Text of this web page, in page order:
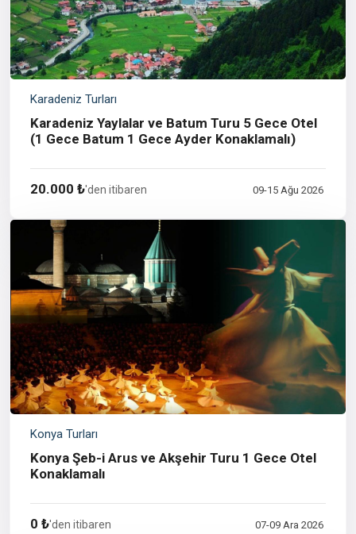
Karadeniz Turları
Karadeniz Yaylalar ve Batum Turu 5 Gece Otel
(1 Gece Batum 1 Gece Ayder Konaklamalı)
20.000 ₺'den itibaren 09-15 Ağu 2026
Konya Turları
Konya Şeb-i Arus ve Akşehir Turu 1 Gece Otel
Konaklamalı
0 ₺'den itibaren 07-09 Ara 2026